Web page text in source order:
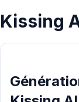
Kissing